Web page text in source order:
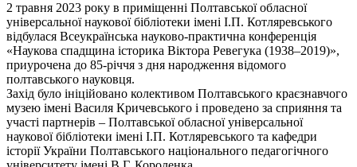
2 травня 2023 року в приміщенні Полтавської обласної
універсальної наукової бібліотеки імені І.П. Котляревського
відбулася Всеукраїнська науково-практична конференція
«Наукова спадщина історика Віктора Ревегука (1938–2019)»,
приурочена до 85-річчя з дня народження відомого
полтавського науковця.
Захід було ініційовано колективом Полтавського краєзнавчого
музею імені Василя Кричевського і проведено за сприяння та
участі партнерів – Полтавської обласної універсальної
наукової бібліотеки імені І.П. Котляревського та кафедри
історії України Полтавського національного педагогічного